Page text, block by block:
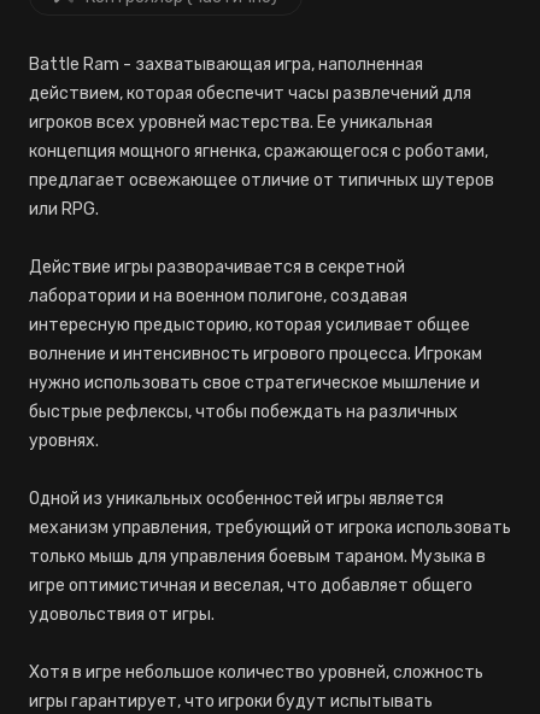
Battle Ram - захватывающая игра, наполненная
действием, которая обеспечит часы развлечений для
игроков всех уровней мастерства. Ее уникальная
концепция мощного ягненка, сражающегося с роботами,
предлагает освежающее отличие от типичных шутеров
или RPG.
Действие игры разворачивается в секретной
лаборатории и на военном полигоне, создавая
интересную предысторию, которая усиливает общее
волнение и интенсивность игрового процесса. Игрокам
нужно использовать свое стратегическое мышление и
быстрые рефлексы, чтобы побеждать на различных
уровнях.
Одной из уникальных особенностей игры является
механизм управления, требующий от игрока использовать
только мышь для управления боевым тараном. Музыка в
игре оптимистичная и веселая, что добавляет общего
удовольствия от игры.
Хотя в игре небольшое количество уровней, сложность
игры гарантирует, что игроки будут испытывать